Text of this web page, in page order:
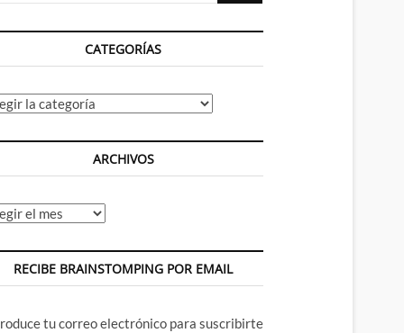
CATEGORÍAS
ARCHIVOS
RECIBE BRAINSTOMPING POR EMAIL
tu correo electrónico para suscribirte